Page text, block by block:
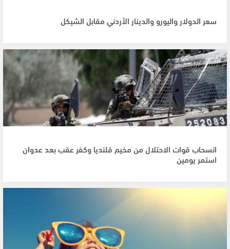
سعر الدولار واليورو والدينار الأردني مقابل الشيكل
انسحاب قوات الاحتلال من مخيم قلنديا وكفر عقب بعد عدوان
استمر يومين